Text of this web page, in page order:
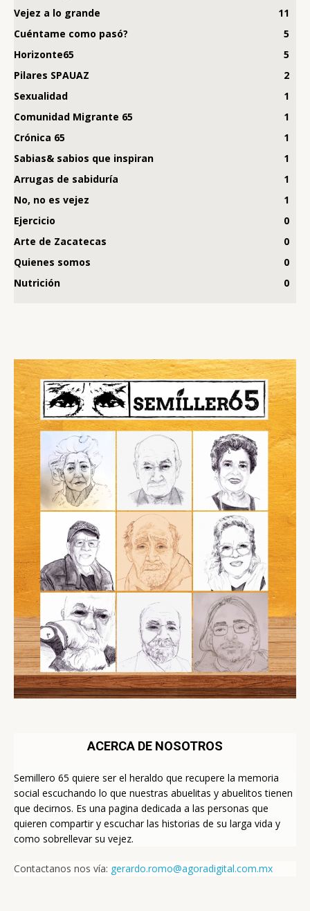
Vejez a lo grande
11
Cuéntame como pasó?
5
Horizonte65
5
Pilares SPAUAZ
2
Sexualidad
1
Comunidad Migrante 65
1
Crónica 65
1
Sabias& sabios que inspiran
1
Arrugas de sabiduría
1
No, no es vejez
1
Ejercicio
0
Arte de Zacatecas
0
Quienes somos
0
Nutrición
0
ACERCA DE NOSOTROS
Semillero 65 quiere ser el heraldo que recupere la memoria
social escuchando lo que nuestras abuelitas y abuelitos tienen
que decirnos. Es una pagina dedicada a las personas que
quieren compartir y escuchar las historias de su larga vida y
como sobrellevar su vejez.
Contactanos nos vía: gerardo.romo@agoradigital.com.mx